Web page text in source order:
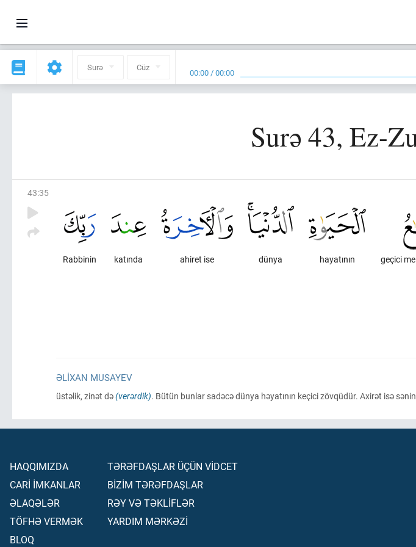
Surə Cüz 00:00 /00:00
Surə 43, Ez-
43:35
geçici
hayatının
dünya
ahiret ise
katında
Rabbinin
ƏLIXAN MUSAYEV
üstəlik, zinət də(verərdik). Bütün bunlar sadəcə dünya həyatının keçici zövqüdür. Axirət isə
HAQQIMIZDA
CARİ İMKANLAR
ƏLAQƏLƏR
TÖFHƏ VERMƏK
BLOQ
TƏRƏFDAŞLAR ÜÇÜN VİDCET
BİZİM TƏRƏFDAŞLAR
RƏY VƏ TƏKLİFLƏR
YARDIM MƏRKƏZİ